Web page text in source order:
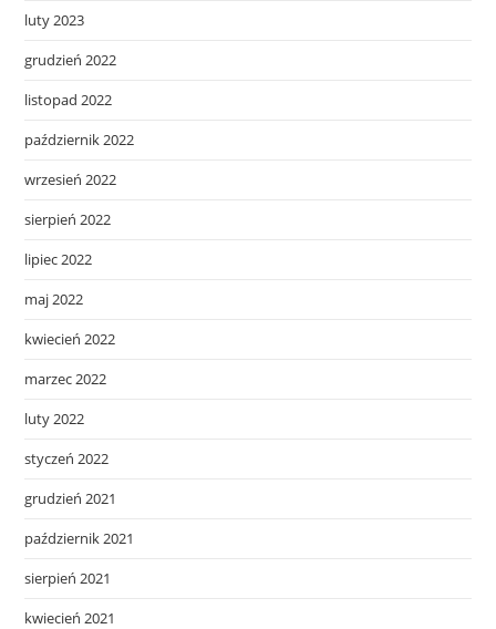
luty 2023
grudzień 2022
listopad 2022
październik 2022
wrzesień 2022
sierpień 2022
lipiec 2022
maj 2022
kwiecień 2022
marzec 2022
luty 2022
styczeń 2022
grudzień 2021
październik 2021
sierpień 2021
kwiecień 2021